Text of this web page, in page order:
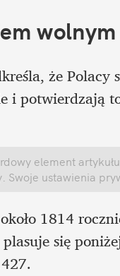
że Polacy
i potwierdzają
element
Swoje ustawienia
1814
się